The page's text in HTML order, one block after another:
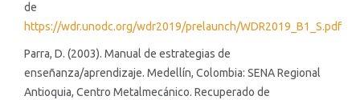
de
https://wdr.unodc.org/wdr2019/prelaunch/WDR2019_B1_S.pdf
Parra, D. (2003). Manual de estrategias de
enseñanza/aprendizaje. Medellín, Colombia: SENA Regional
Antioquia, Centro Metalmecánico. Recuperado de